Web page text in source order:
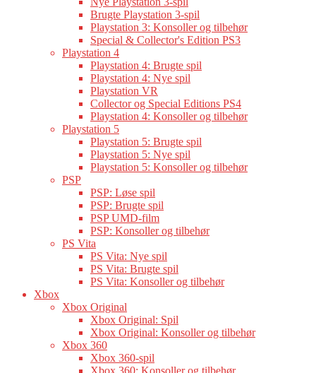
Brugte Playstation 3-spil
Playstation 3: Konsoller og tilbehør
Special & Collector's Edition PS3
Playstation 4
Playstation 4: Brugte spil
Playstation 4: Nye spil
Playstation VR
Collector og Special Editions PS4
Playstation 4: Konsoller og tilbehør
Playstation 5
Playstation 5: Brugte spil
Playstation 5: Nye spil
Playstation 5: Konsoller og tilbehør
PSP
PSP: Løse spil
PSP: Brugte spil
PSP UMD-film
PSP: Konsoller og tilbehør
PS Vita
PS Vita: Nye spil
PS Vita: Brugte spil
PS Vita: Konsoller og tilbehør
Xbox
Xbox Original
Xbox Original: Spil
Xbox Original: Konsoller og tilbehør
Xbox 360
Xbox 360-spil